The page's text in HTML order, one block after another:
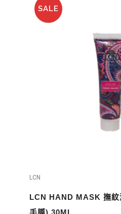
SALE
LCN
LCN HAND MASK 撫紋
手膜) 30ML